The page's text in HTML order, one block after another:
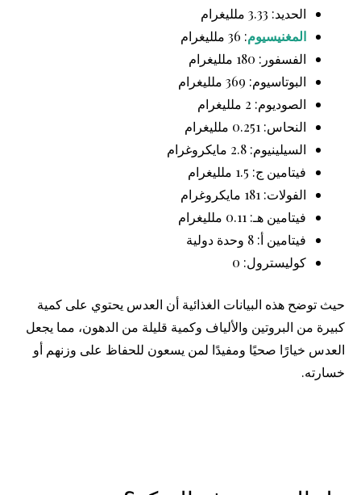
الحديد: 3.33 ملليغرام
المغنيسيوم: 36 ملليغرام
الفسفور: 180 ملليغرام
البوتاسيوم: 369 ملليغرام
الصوديوم: 2 ملليغرام
النحاس: 0.251 ملليغرام
السيلينيوم: 2.8 مايكروغرام
فيتامين ج: 1.5 ملليغرام
الفولات: 181 مايكروغرام
فيتامين هـ: 0.11 ملليغرام
فيتامين أ: 8 وحدة دولية
كوليسترول: 0
حيث توضح هذه البيانات الغذائية أن العدس يحتوي على كمية
كبيرة من البروتين والألياف وكمية قليلة من الدهون، مما يجعل
العدس خيارًا صحيًا ومفيدًا لمن يسعون للحفاظ على وزنهم أو
خسارته.